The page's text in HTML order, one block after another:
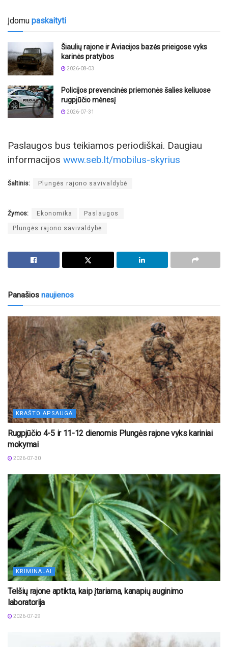
Įdomu paskaityti
Šiaulių rajone ir Aviacijos bazės prieigose vyks
karinės pratybos
2026-08-03
Policijos prevencinės priemonės šalies keliuose
rugpjūčio mėnesį
2026-07-31
Paslaugos bus teikiamos periodiškai. Daugiau
informacijos www.seb.lt/mobilus-skyrius
Šaltinis: Plungės rajono savivaldybė
Žymos: Ekonomika Paslaugos
Plungės rajono savivaldybė
Panašios naujienos
KRAŠTO APSAUGA
Rugpjūčio 4-5 ir 11-12 dienomis Plungės rajone vyks kariniai
mokymai
2026-07-30
KRIMINALAI
Telšių rajone aptikta, kaip įtariama, kanapių auginimo
laboratorija
2026-07-29